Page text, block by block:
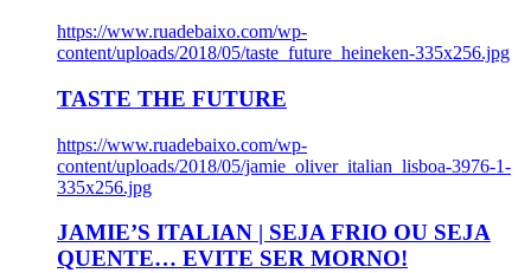
https://www.ruadebaixo.com/wp-
content/uploads/2018/05/taste_future_heineken-335x256.jpg
TASTE THE FUTURE
https://www.ruadebaixo.com/wp-
content/uploads/2018/05/jamie_oliver_italian_lisboa-3976-1-
335x256.jpg
JAMIE’S ITALIAN | SEJA FRIO OU SEJA
QUENTE… EVITE SER MORNO!